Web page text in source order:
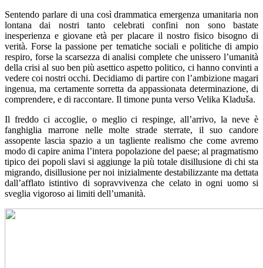
Sentendo parlare di una così drammatica emergenza umanitaria non
lontana dai nostri tanto celebrati confini non sono bastate
inesperienza e giovane età per placare il nostro fisico bisogno di
verità. Forse la passione per tematiche sociali e politiche di ampio
respiro, forse la scarsezza di analisi complete che unissero l’umanità
della crisi al suo ben più asettico aspetto politico, ci hanno convinti a
vedere coi nostri occhi. Decidiamo di partire con l’ambizione magari
ingenua, ma certamente sorretta da appassionata determinazione, di
comprendere, e di raccontare. Il timone punta verso Velika Kladuša.
Il freddo ci accoglie, o meglio ci respinge, all’arrivo, la neve è
fanghiglia marrone nelle molte strade sterrate, il suo candore
assopente lascia spazio a un tagliente realismo che come avremo
modo di capire anima l’intera popolazione del paese; al pragmatismo
tipico dei popoli slavi si aggiunge la più totale disillusione di chi sta
migrando, disillusione per noi inizialmente destabilizzante ma dettata
dall’afflato istintivo di sopravvivenza che celato in ogni uomo si
sveglia vigoroso ai limiti dell’umanità.